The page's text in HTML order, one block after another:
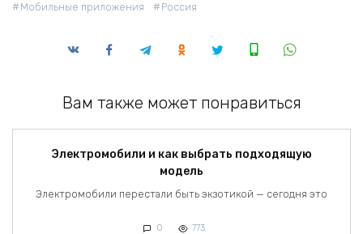
Мобильные приложения
Россия
Вам также может понравиться
Электромобили и как выбрать подходящую
модель
Электромобили перестали быть экзотикой — сегодня это
0 773